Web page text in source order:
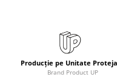
Producție pe Unitate
Brand Product UP